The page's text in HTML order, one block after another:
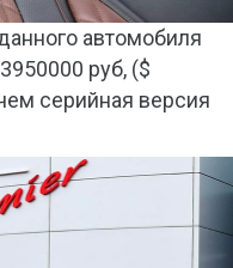
автомобиля
руб, ($
серийная версия